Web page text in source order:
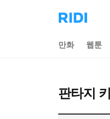
리
디
으
만화 웹툰
판타지